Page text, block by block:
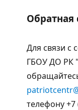
Обратная
Для связи с
ГБОУ ДО РК
телефону +7